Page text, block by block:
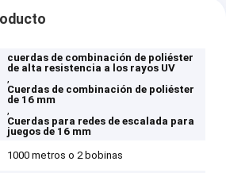
cuerdas de combinación de poliéster
de alta resistencia a los rayos UV
,
Cuerdas de combinación de poliéster
de 16 mm
,
Cuerdas para redes de escalada para
juegos de 16 mm
1000 metros o 2 bobinas